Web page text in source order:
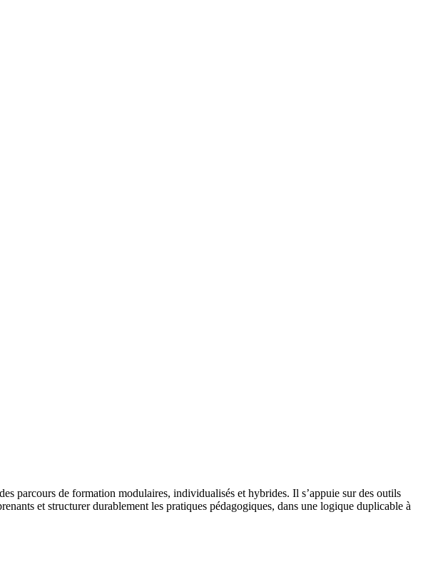
parcours de formation modulaires, individualisés et hybrides. Il s’appuie sur des outils
et structurer durablement les pratiques pédagogiques, dans une logique duplicable à